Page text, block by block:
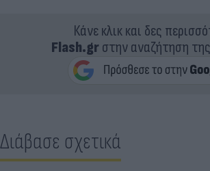
Κάνε κλικ και δες
Flash.grστην αναζήτηση της
Διάβασε σχετικά